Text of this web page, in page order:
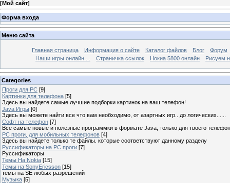
[Мой сайт]
Форма входа
Меню сайта
Главная страница Информация о сайте Каталог файлов Блог
Форум
Наши игры онлайн....
Страничка ссылок Нокиа 5800 онлайн Рисуем
Categories
Проги для PC [9]
Картинки для телефона [5]
Здесь вы найдете самые лучшие подборки картинок на ваш телефон!
Java Игры [0]
Здесь вы можете найти все что вам необходимо, от азартных игр.. до логических......
Софт на телефон [7]
Все самые новые и полезные программки в формате Java, только для твоего
PC проги, для мобильных телефонов [4]
Здесь вы найдете только те файлы. которые соответствуют данному разделу
Руссификаторы на PC проги [7]
Руссификаторы
Темы На Nokia [15]
Темы на SonyEricsson [15]
темы на SE любых разрешений
Музыка [5]